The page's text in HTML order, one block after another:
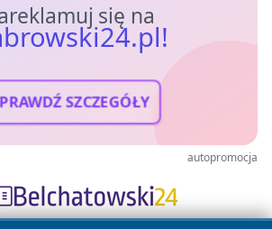
się na
SZCZEGÓŁY
autopromocja